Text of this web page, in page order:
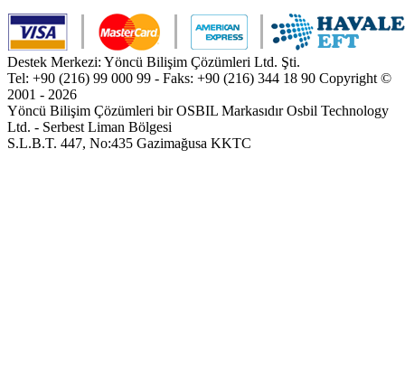
Destek Merkezi: Yöncü Bilişim Çözümleri Ltd. Şti.
Tel: +90 (216) 99 000 99 - Faks: +90 (216) 344 18 90 Copyright ©
2001 - 2026
Yöncü Bilişim Çözümleri bir OSBIL Markasıdır Osbil Technology
Ltd. - Serbest Liman Bölgesi
S.L.B.T. 447, No:435 Gazimağusa KKTC